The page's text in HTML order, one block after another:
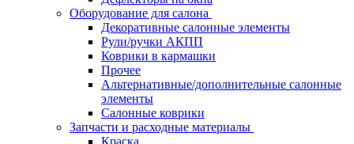
Оборудование для салона
Декоративные салонные элементы
Рули/ручки АКПП
Коврики в кармашки
Прочее
Альтернативные/дополнительные салонные
элементы
Салонные коврики
Запчасти и расходные материалы